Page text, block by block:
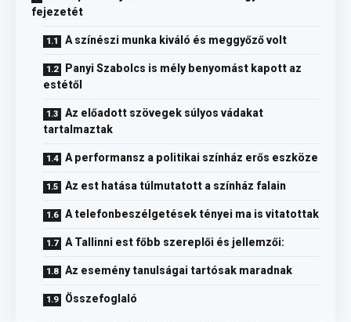
fejezetét
A színészi munka kiváló és meggyőző volt
Panyi Szabolcs is mély benyomást kapott az
estétől
Az előadott szövegek súlyos vádakat
tartalmaztak
A performansz a politikai színház erős eszköze
Az est hatása túlmutatott a színház falain
A telefonbeszélgetések tényei ma is vitatottak
A Tallinni est főbb szereplői és jellemzői:
Az esemény tanulságai tartósak maradnak
Összefoglaló